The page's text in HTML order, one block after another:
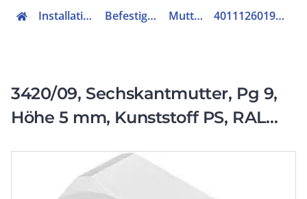
Installation Befestigen Mutter 4011126019568
3420/09, Sechskantmutter, Pg 9,
Höhe 5 mm, Kunststoff PS, RAL